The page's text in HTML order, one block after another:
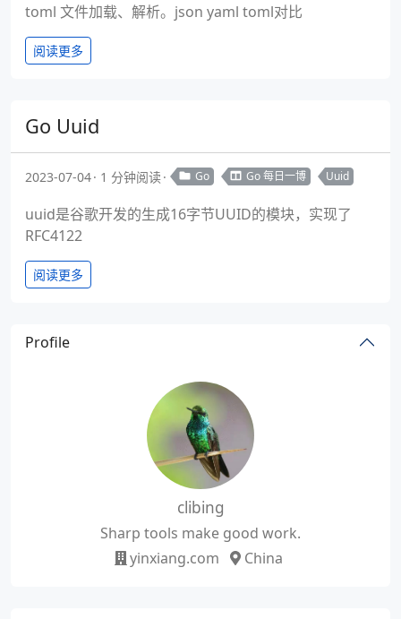
toml 文件加载、解析。json yaml toml对比
阅读更多
Go Uuid
2023-07-04 1 分钟阅读 Go Go 每日一博 Uuid
uuid是谷歌开发的生成16字节UUID的模块，实现了
RFC4122
阅读更多
Profile
clibing
Sharp tools make good work.
yinxiang.com
China